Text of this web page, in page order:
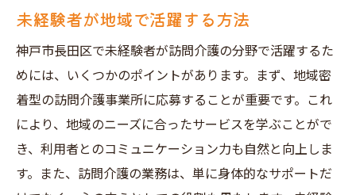
未経験者が地域で活躍する方法
神戸市長田区で未経験者が訪問介護の分野で活躍するた
めには、いくつかのポイントがあります。まず、地域密
着型の訪問介護事業所に応募することが重要です。これ
により、地域のニーズに合ったサービスを学ぶことがで
き、利用者とのコミュニケーション力も自然と向上しま
す。また、訪問介護の業務は、単に身体的なサポートだ